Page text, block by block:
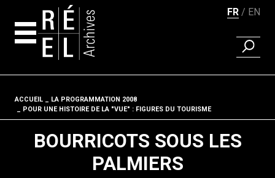
FR EN
ACCUEIL
LA PROGRAMMATION 2008
POUR UNE HISTOIRE DE LA "VUE" : FIGURES DU TOURISME
BOURRICOTS SOUS LES
PALMIERS